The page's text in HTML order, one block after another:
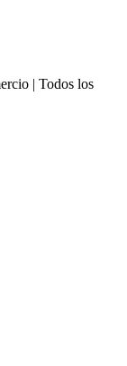
| Todos los